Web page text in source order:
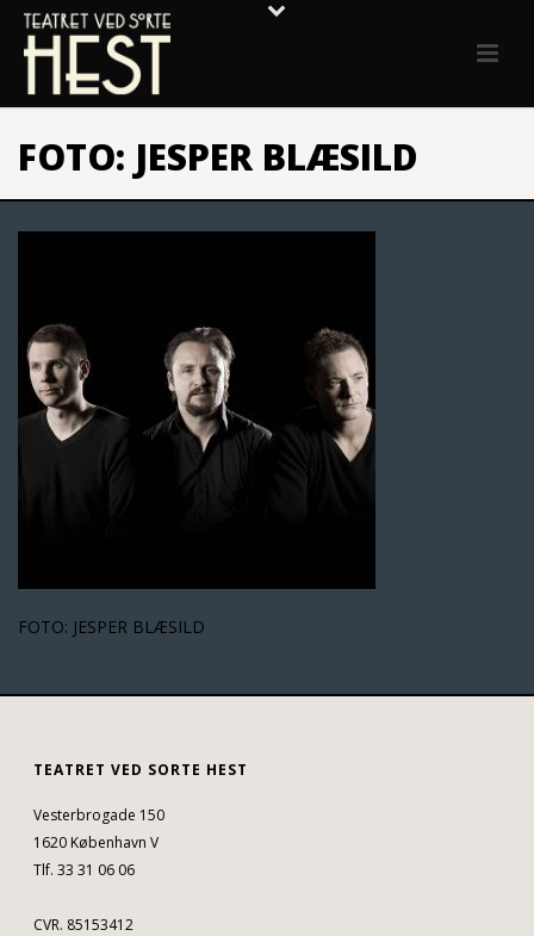
FOTO: JESPER BLÆSILD
FOTO: JESPER BLÆSILD
TEATRET VED SORTE HEST
Vesterbrogade 150
1620 København V
Tlf. 33 31 06 06
CVR. 85153412